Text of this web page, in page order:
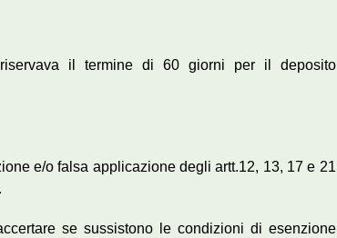
il termine di 60 giorni per il deposito
e/o falsa applicazione degli artt.12, 13, 17 e 21
se sussistono le condizioni di esenzione